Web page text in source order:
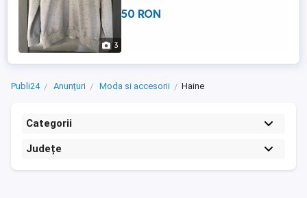
3
50 RON
Publi24 Anunțuri Moda si accesorii Haine
Categorii
Județe